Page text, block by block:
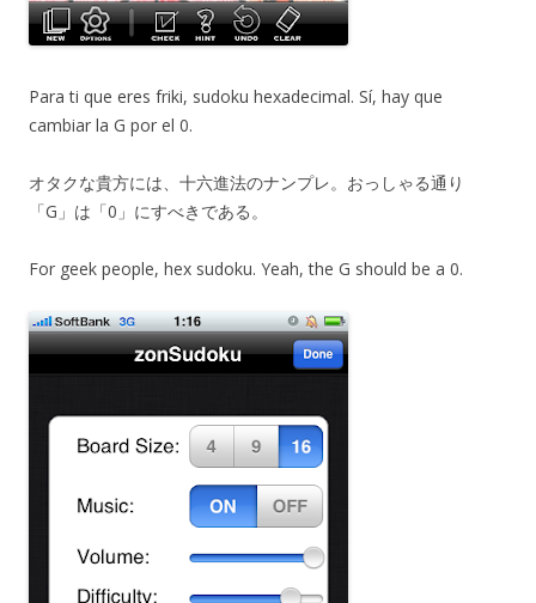
Para ti que eres friki, sudoku hexadecimal. Sí, hay que
cambiar la G por el 0.
オタクな貴方には、十六進法のナンプレ。おっしゃる通り
「G」は「0」にすべきである。
For geek people, hex sudoku. Yeah, the G should be a 0.